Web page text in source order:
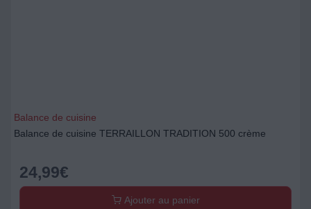
Balance de cuisine
Balance de cuisine TERRAILLON TRADITION 500 crème
24,99€
Ajouter au panier